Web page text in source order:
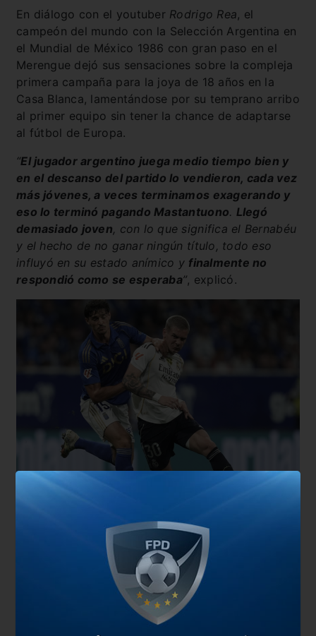
En diálogo con el youtuber Rodrigo Rea, el
campeón del mundo con la Selección Argentina en
el Mundial de México 1986 con gran paso en el
Merengue dejó sus sensaciones sobre la compleja
primera campaña para la joya de 18 años en la
Casa Blanca, lamentándose por su temprano arribo
al primer equipo sin tener la chance de adaptarse
al fútbol de Europa.
“El jugador argentino juega medio tiempo bien y
en el descanso del partido lo vendieron, cada vez
más jóvenes, a veces terminamos exagerando y
eso lo terminó pagando Mastantuono. Llegó
demasiado joven , con lo que significa el Bernabéu
y el hecho de no ganar ningún título, todo eso
influyó en su estado anímico y finalmente no
respondió como se esperaba”, explicó.
Mundial 2026, donde fue parte de la prelista de 55
futbolistas pero fue parte de los cortes para
conformar la nómina definitiva de 26:
haber golpeado mucho lo del Mundial, pero es un
niño, tiene 18 años . Iba muy bien encaminado
pero no le tocó jugar en los últimos meses y eso lo